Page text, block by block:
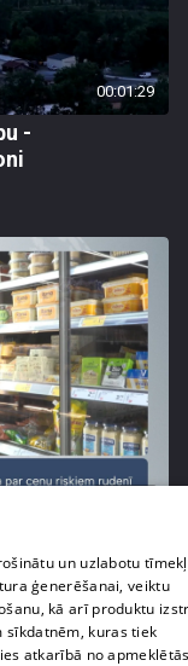
00:01:29
-
cenu grozs”
un uzlabotu
ģenerēšanai, veiktu
kā arī produktu
sīkdatnēm, kuras tiek
atkarībā no